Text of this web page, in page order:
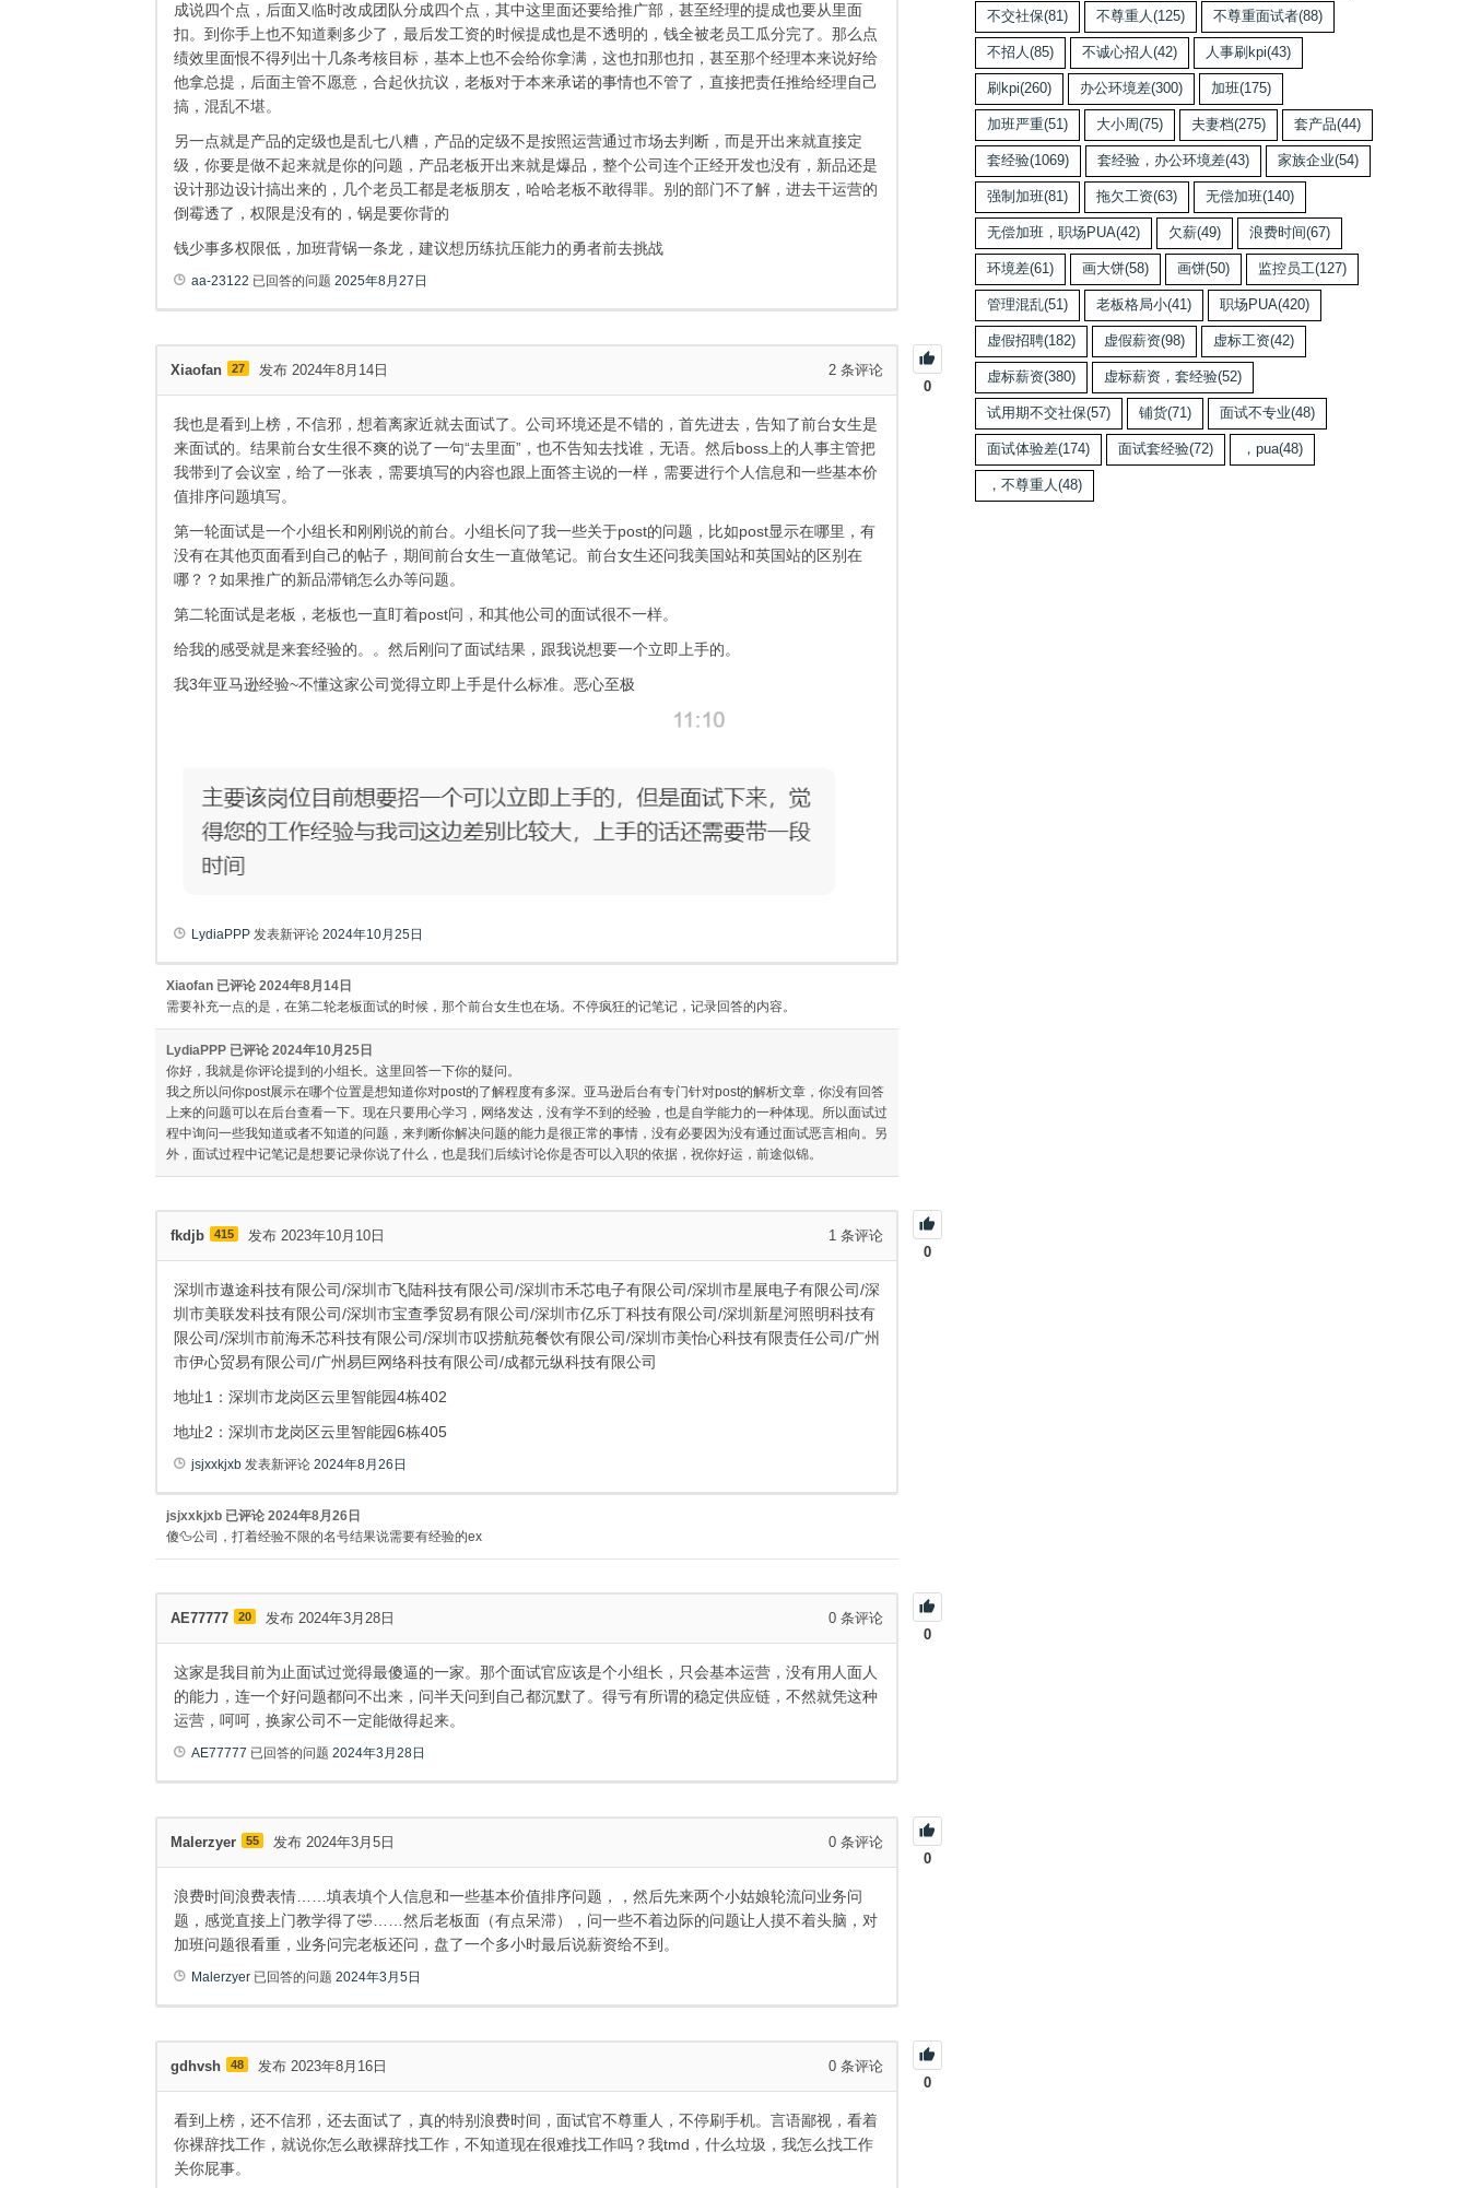
成说四个点，后面又临时改成团队分成四个点，其中这里面还要给推广部，甚至经理的提成也要从里面
扣。到你手上也不知道剩多少了，最后发工资的时候提成也是不透明的，钱全被老员工瓜分完了。那么点
绩效里面恨不得列出十几条考核目标，基本上也不会给你拿满，这也扣那也扣，甚至那个经理本来说好给
他拿总提，后面主管不愿意，合起伙抗议，老板对于本来承诺的事情也不管了，直接把责任推给经理自己
搞，混乱不堪。
另一点就是产品的定级也是乱七八糟，产品的定级不是按照运营通过市场去判断，而是开出来就直接定
级，你要是做不起来就是你的问题，产品老板开出来就是爆品，整个公司连个正经开发也没有，新品还是
设计那边设计搞出来的，几个老员工都是老板朋友，哈哈老板不敢得罪。别的部门不了解，进去干运营的
倒霉透了，权限是没有的，锅是要你背的
钱少事多权限低，加班背锅一条龙，建议想历练抗压能力的勇者前去挑战
aa-23122 已回答的问题 2025年8月27日
0
Xiaofan 27 发布 2024年8月14日 2 条评论
我也是看到上榜，不信邪，想着离家近就去面试了。公司环境还是不错的，首先进去，告知了前台女生是
来面试的。结果前台女生很不爽的说了一句“去里面”，也不告知去找谁，无语。然后boss上的人事主管把
我带到了会议室，给了一张表，需要填写的内容也跟上面答主说的一样，需要进行个人信息和一些基本价
值排序问题填写。
第一轮面试是一个小组长和刚刚说的前台。小组长问了我一些关于post的问题，比如post显示在哪里，有
没有在其他页面看到自己的帖子，期间前台女生一直做笔记。前台女生还问我美国站和英国站的区别在
哪？？如果推广的新品滞销怎么办等问题。
第二轮面试是老板，老板也一直盯着post问，和其他公司的面试很不一样。
给我的感受就是来套经验的。。然后刚问了面试结果，跟我说想要一个立即上手的。
我3年亚马逊经验~不懂这家公司觉得立即上手是什么标准。恶心至极
LydiaPPP 发表新评论 2024年10月25日
Xiaofan 已评论 2024年8月14日
需要补充一点的是，在第二轮老板面试的时候，那个前台女生也在场。不停疯狂的记笔记，记录回答的内容。
LydiaPPP 已评论 2024年10月25日
你好，我就是你评论提到的小组长。这里回答一下你的疑问。
我之所以问你post展示在哪个位置是想知道你对post的了解程度有多深。亚马逊后台有专门针对post的解析文章，你没有回答
上来的问题可以在后台查看一下。现在只要用心学习，网络发达，没有学不到的经验，也是自学能力的一种体现。所以面试过
程中询问一些我知道或者不知道的问题，来判断你解决问题的能力是很正常的事情，没有必要因为没有通过面试恶言相向。另
外，面试过程中记笔记是想要记录你说了什么，也是我们后续讨论你是否可以入职的依据，祝你好运，前途似锦。
0
fkdjb 415 发布 2023年10月10日 1 条评论
深圳市遨途科技有限公司/深圳市飞陆科技有限公司/深圳市禾芯电子有限公司/深圳市星展电子有限公司/深
圳市美联发科技有限公司/深圳市宝查季贸易有限公司/深圳市亿乐丁科技有限公司/深圳新星河照明科技有
限公司/深圳市前海禾芯科技有限公司/深圳市叹捞航苑餐饮有限公司/深圳市美怡心科技有限责任公司/广州
市伊心贸易有限公司/广州易巨网络科技有限公司/成都元纵科技有限公司
地址1：深圳市龙岗区云里智能园4栋402
地址2：深圳市龙岗区云里智能园6栋405
jsjxxkjxb 发表新评论 2024年8月26日
jsjxxkjxb 已评论 2024年8月26日
傻🦆公司，打着经验不限的名号结果说需要有经验的ex
0
AE77777 20 发布 2024年3月28日 0 条评论
这家是我目前为止面试过觉得最傻逼的一家。那个面试官应该是个小组长，只会基本运营，没有用人面人
的能力，连一个好问题都问不出来，问半天问到自己都沉默了。得亏有所谓的稳定供应链，不然就凭这种
运营，呵呵，换家公司不一定能做得起来。
AE77777 已回答的问题 2024年3月28日
0
Malerzyer 55 发布 2024年3月5日 0 条评论
浪费时间浪费表情……填表填个人信息和一些基本价值排序问题，，然后先来两个小姑娘轮流问业务问
题，感觉直接上门教学得了🤣……然后老板面（有点呆滞），问一些不着边际的问题让人摸不着头脑，对
加班问题很看重，业务问完老板还问，盘了一个多小时最后说薪资给不到。
Malerzyer 已回答的问题 2024年3月5日
0
gdhvsh 48 发布 2023年8月16日 0 条评论
看到上榜，还不信邪，还去面试了，真的特别浪费时间，面试官不尊重人，不停刷手机。言语鄙视，看着
你裸辞找工作，就说你怎么敢裸辞找工作，不知道现在很难找工作吗？我tmd，什么垃圾，我怎么找工作
关你屁事。
不交社保(81) 不尊重人(125) 不尊重面试者(88)
不招人(85) 不诚心招人(42) 人事刷kpi(43)
刷kpi(260) 办公环境差(300) 加班(175)
加班严重(51) 大小周(75) 夫妻档(275) 套产品(44)
套经验(1069) 套经验，办公环境差(43) 家族企业(54)
强制加班(81) 拖欠工资(63) 无偿加班(140)
无偿加班，职场PUA(42) 欠薪(49) 浪费时间(67)
环境差(61) 画大饼(58) 画饼(50) 监控员工(127)
管理混乱(51) 老板格局小(41) 职场PUA(420)
虚假招聘(182) 虚假薪资(98) 虚标工资(42)
虚标薪资(380) 虚标薪资，套经验(52)
试用期不交社保(57) 铺货(71) 面试不专业(48)
面试体验差(174) 面试套经验(72) ，pua(48)
，不尊重人(48)